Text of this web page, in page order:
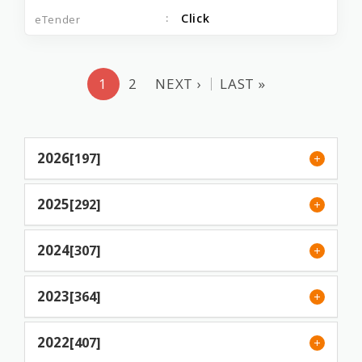
Click
1 2 NEXT › LAST »
2026[197]
2025[292]
2024[307]
2023[364]
2022[407]